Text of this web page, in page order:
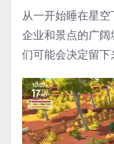
从一开始睡在星空
企业和景点的广
们可能会决定留下